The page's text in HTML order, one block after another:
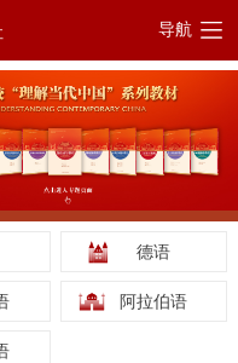
导航
德语
阿拉伯语